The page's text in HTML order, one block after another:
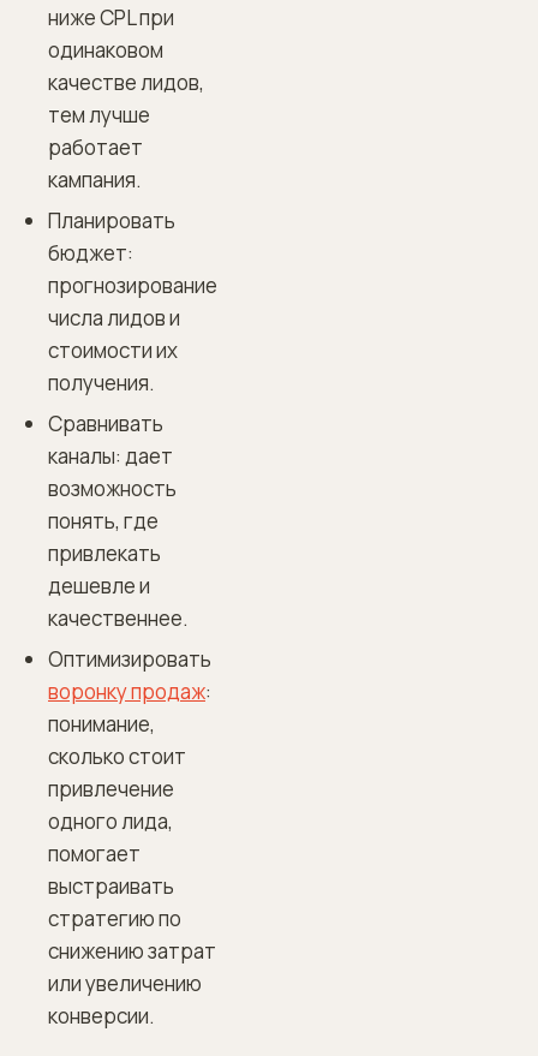
ниже CPL при
одинаковом
качестве лидов,
тем лучше
работает
кампания.
Планировать
бюджет:
прогнозирование
числа лидов и
стоимости их
получения.
Сравнивать
каналы: дает
возможность
понять, где
привлекать
дешевле и
качественнее.
Оптимизировать
воронку продаж:
понимание,
сколько стоит
привлечение
одного лида,
помогает
выстраивать
стратегию по
снижению затрат
или увеличению
конверсии.